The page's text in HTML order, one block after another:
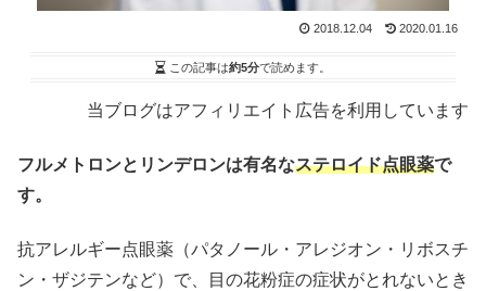
2018.12.04 2020.01.16
この記事は約5分で読めます。
当ブログはアフィリエイト広告を利用しています
フルメトロンとリンデロンは有名なステロイド点眼薬で
す。
抗アレルギー点眼薬（パタノール・アレジオン・リボスチ
ン・ザジテンなど）で、目の花粉症の症状がとれないとき